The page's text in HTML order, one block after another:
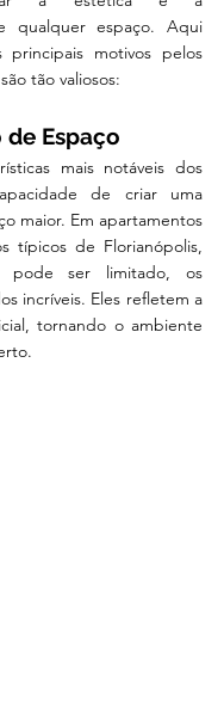
qualquer espaço. Aqui
principais motivos pelos
tão valiosos:
Espaço
mais notáveis dos
de criar uma
maior. Em apartamentos
típicos de Florianópolis,
pode ser limitado, os
incríveis. Eles refletem a
tornando o ambiente